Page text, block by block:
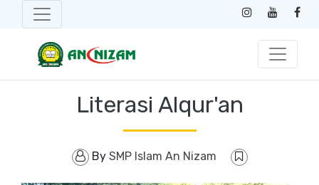
Literasi Alqur'an
By SMP Islam An Nizam